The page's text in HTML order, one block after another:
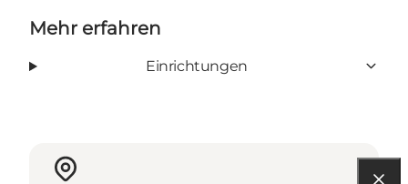
Mehr erfahren
Einrichtungen